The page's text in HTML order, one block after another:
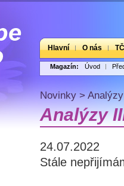
Hlavní O nás
Magazín: Úvod
Novinky >
Analýzy
24.07.2022
Stále